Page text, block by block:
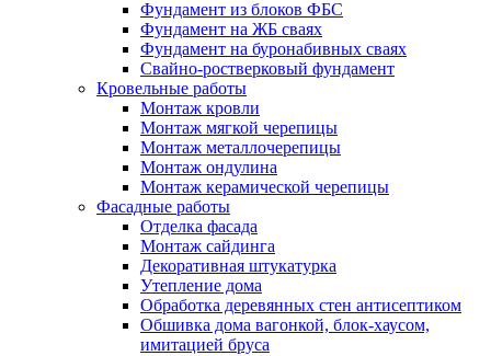
Фундамент из блоков ФБС
Фундамент на ЖБ сваях
Фундамент на буронабивных сваях
Свайно-ростверковый фундамент
Кровельные работы
Монтаж кровли
Монтаж мягкой черепицы
Монтаж металлочерепицы
Монтаж ондулина
Монтаж керамической черепицы
Фасадные работы
Отделка фасада
Монтаж сайдинга
Декоративная штукатурка
Утепление дома
Обработка деревянных стен антисептиком
Обшивка дома вагонкой, блок-хаусом,
имитацией бруса